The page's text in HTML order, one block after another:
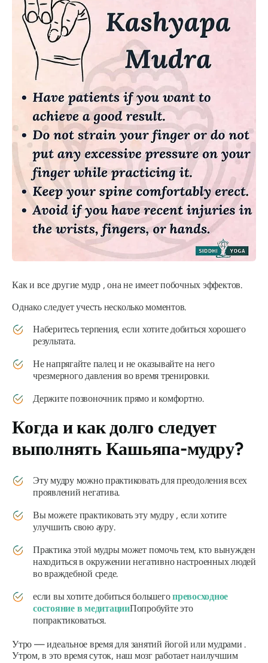
Как и все другие мудр, она не имеет побочных эффектов.
Однако следует учесть несколько моментов.
Наберитесь терпения, если хотите добиться хорошего
результата.
Не напрягайте палец и не оказывайте на него
чрезмерного давления во время тренировки.
Держите позвоночник прямо и комфортно.
Когда и как долго следует
выполнять Кашьяпа-мудру?
Этумудруможно практиковать для преодоления всех
проявлений негатива.
Вы можете практиковать эту мудру, если хотите
улучшить свою ауру.
Практика этой мудрыможет помочь тем, кто вынужден
находиться в окружении негативно настроенных людей
во враждебной среде.
если вы хотите добиться большегопревосходное
состояние в медитацииПопробуйте это
попрактиковаться.
Утро — идеальное время для занятий йогой илимудрами .
Утром, в это время суток, наш мозг работает наилучшим